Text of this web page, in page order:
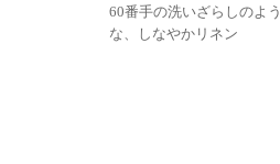
60番手の洗いざらしのよう
な、しなやかリネン